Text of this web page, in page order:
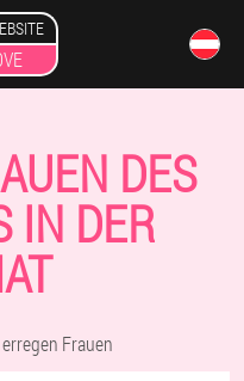
DES
IN DER
Frauen